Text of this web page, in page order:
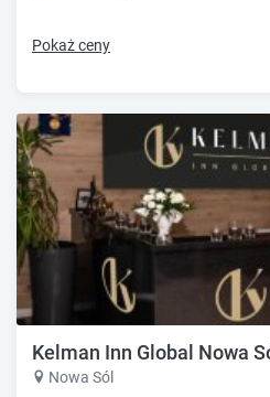
Pokaż ceny
Kelman Inn Global Nowa
Nowa Sól